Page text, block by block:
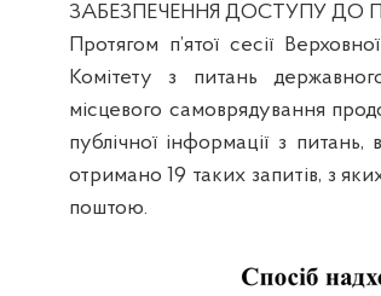
ЗАБЕЗПЕЧЕННЯ ДОСТУПУ ДО
Протягом п’ятої сесії
Комітету з питань
місцевого самоврядування
публічної інформації з
отримано 19 таких запитів, з
поштою.